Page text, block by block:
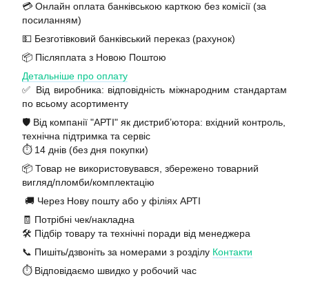
💳 Онлайн оплата банківською карткою без комісії (за
посиланням)
💵 Безготівковий банківський переказ (рахунок)
📦 Післяплата з Новою Поштою
Детальніше про оплату
✅ Від виробника: відповідність міжнародним стандартам
по всьому асортименту
🛡️ Від компанії "АРТІ" як дистриб’ютора: вхідний контроль,
технічна підтримка та сервіс
⏱️ 14 днів (без дня покупки)
📦 Товар не використовувався, збережено товарний
вигляд/пломби/комплектацію
🚚 Через Нову пошту або у філіях АРТІ
🧾 Потрібні чек/накладна
🛠️ Підбір товару та технічні поради від менеджера
📞 Пишіть/дзвоніть за номерами з розділу Контакти
⏱️ Відповідаємо швидко у робочий час